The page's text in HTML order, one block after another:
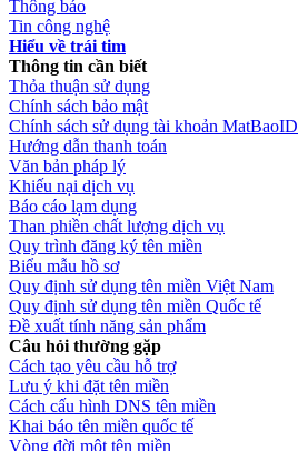
Thông báo
Tin công nghệ
Hiểu về trái tim
Thông tin cần biết
Thỏa thuận sử dụng
Chính sách bảo mật
Chính sách sử dụng tài khoản MatBaoID
Hướng dẫn thanh toán
Văn bản pháp lý
Khiếu nại dịch vụ
Báo cáo lạm dụng
Than phiền chất lượng dịch vụ
Quy trình đăng ký tên miền
Biểu mẫu hồ sơ
Quy định sử dụng tên miền Việt Nam
Quy định sử dụng tên miền Quốc tế
Đề xuất tính năng sản phẩm
Câu hỏi thường gặp
Cách tạo yêu cầu hỗ trợ
Lưu ý khi đặt tên miền
Cách cấu hình DNS tên miền
Khai báo tên miền quốc tế
Vòng đời một tên miền